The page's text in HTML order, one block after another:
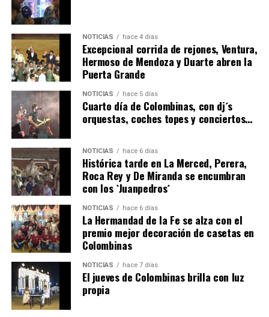
6º DÍA DE LAS FIESTAS COLOMBINAS 2026
hace 3 días Huelvatv
QUINTA CORRIDA DE LAS FIESTAS COLOMBINAS
2026
hace 3 días· Huelvatv
NOTICIAS hace 4 días
Excepcional corrida de rejones, Ventura,
Hermoso de Mendoza y Duarte abren la
Puerta Grande
NOTICIAS hace 5 días
Cuarto día de Colombinas, con dj´s
orquestas, coches topes y conciertos…
NOTICIAS hace 6 días
Histórica tarde en La Merced, Perera,
Roca Rey y De Miranda se encumbran
con los `Juanpedros´
NOTICIAS hace 6 días
La Hermandad de la Fe se alza con el
premio mejor decoración de casetas en
Colombinas
NOTICIAS hace 7 días
El jueves de Colombinas brilla con luz
propia